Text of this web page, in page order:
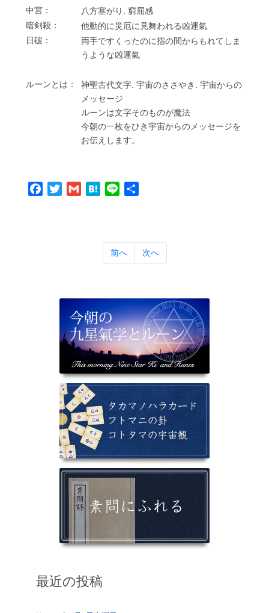
中宮：
⼋⽅塞がり. 窮屈感
暗剣殺：
他動的に災厄に⾒舞われる凶運氣
⽇破：
両⼿ですくったのに指の間からもれてしま
うような凶運氣
ルーンとは：
神聖古代⽂字. 宇宙のささやき. 宇宙からの
メッセージ
ルーンは⽂字そのものが魔法
今朝の⼀枚をひき宇宙からのメッセージを
お伝えします。
Facebook
TwitterGmail Hatena
Line
前へ 次へ
最近の投稿